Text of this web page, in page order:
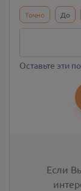
Точно До
Оставьте эти
Если